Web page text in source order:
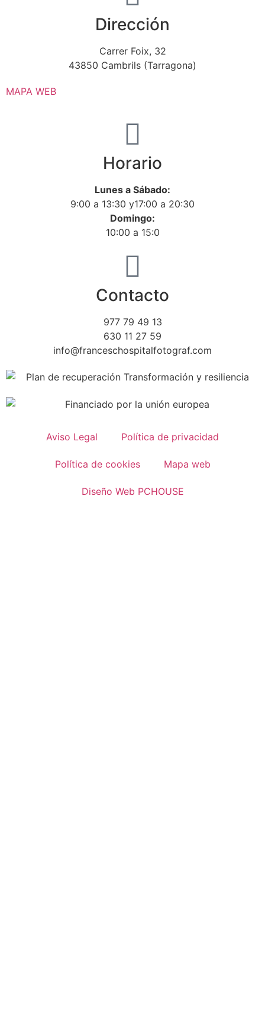
Dirección
Carrer Foix, 32
43850 Cambrils (Tarragona)
MAPA WEB
Horario
Lunes a Sábado:
9:00 a 13:30 y17:00 a 20:30
Domingo:
10:00 a 15:0
Contacto
977 79 49 13
630 11 27 59
info@franceschospitalfotograf.com
Aviso Legal Política de privacidad
Política de cookies Mapa web
Diseño Web PCHOUSE